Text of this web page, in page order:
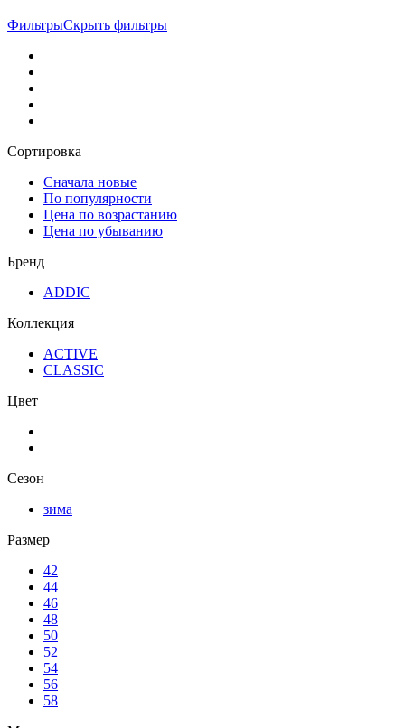
ФильтрыСкрыть фильтры
Сортировка
Сначала новые
По популярности
Цена по возрастанию
Цена по убыванию
Бренд
ADDIC
Коллекция
ACTIVE
CLASSIC
Цвет
Сезон
зима
Размер
42
44
46
48
50
52
54
56
58